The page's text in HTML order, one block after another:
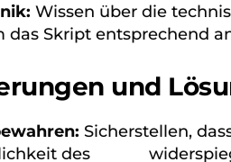
Wissen über die
das Skript entsprechend
und
Sicherstellen,
des